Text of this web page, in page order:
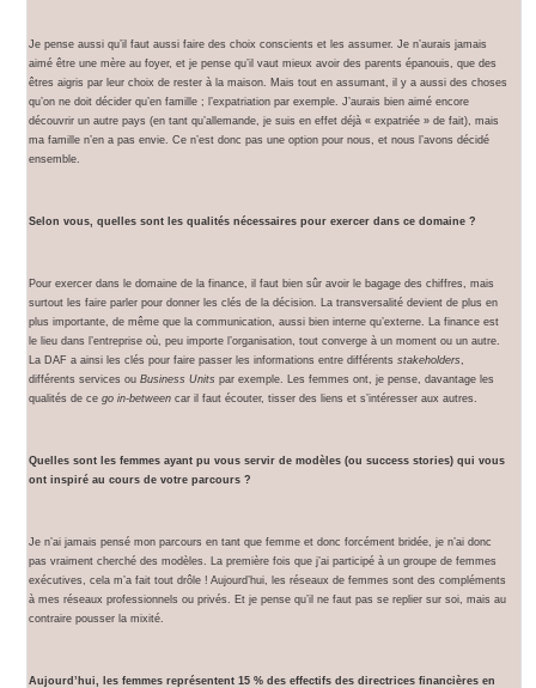
Je pense aussi qu’il faut aussi faire des choix conscients et les assumer. Je n’aurais jamais
aimé être une mère au foyer, et je pense qu’il vaut mieux avoir des parents épanouis, que des
êtres aigris par leur choix de rester à la maison. Mais tout en assumant, il y a aussi des choses
qu’on ne doit décider qu’en famille ; l’expatriation par exemple. J’aurais bien aimé encore
découvrir un autre pays (en tant qu’allemande, je suis en effet déjà « expatriée » de fait), mais
ma famille n’en a pas envie. Ce n’est donc pas une option pour nous, et nous l’avons décidé
ensemble.
Selon vous, quelles sont les qualités nécessaires pour exercer dans ce domaine ?
Pour exercer dans le domaine de la finance, il faut bien sûr avoir le bagage des chiffres, mais
surtout les faire parler pour donner les clés de la décision. La transversalité devient de plus en
plus importante, de même que la communication, aussi bien interne qu’externe. La finance est
le lieu dans l’entreprise où, peu importe l’organisation, tout converge à un moment ou un autre.
La DAF a ainsi les clés pour faire passer les informations entre différents stakeholders
différents services ou Business Units par exemple. Les femmes ont, je pense, davantage les
qualités de ce go in-between car il faut écouter, tisser des liens et s’intéresser aux autres.
Quelles sont les femmes ayant pu vous servir de modèles (ou success stories) qui vous
ont inspiré au cours de votre parcours ?
Je n’ai jamais pensé mon parcours en tant que femme et donc forcément bridée, je n’ai donc
pas vraiment cherché des modèles. La première fois que j’ai participé à un groupe de femmes
exécutives, cela m’a fait tout drôle ! Aujourd’hui, les réseaux de femmes sont des compléments
à mes réseaux professionnels ou privés. Et je pense qu’il ne faut pas se replier sur soi, mais au
contraire pousser la mixité.
Aujourd’hui, les femmes représentent 15 % des effectifs des directrices financières en